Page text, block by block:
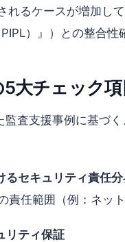
れるケースが増加し
）』）との整合性
大チェック項
査支援事例に基づ
るセキュリティ責任
任範囲（例：ネッ
リティ保証